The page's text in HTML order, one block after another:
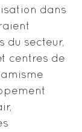
dans
du secteur,
centres de